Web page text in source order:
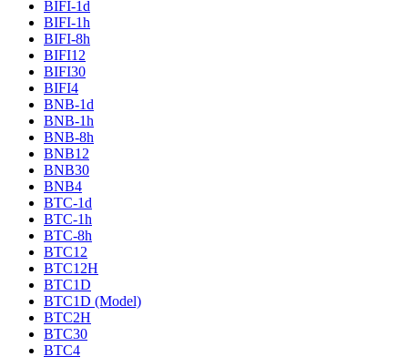
BIFI-1d
BIFI-1h
BIFI-8h
BIFI12
BIFI30
BIFI4
BNB-1d
BNB-1h
BNB-8h
BNB12
BNB30
BNB4
BTC-1d
BTC-1h
BTC-8h
BTC12
BTC12H
BTC1D
BTC1D (Model)
BTC2H
BTC30
BTC4